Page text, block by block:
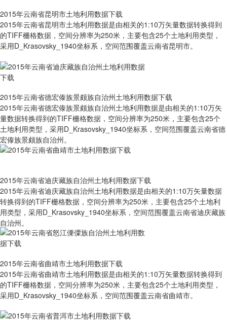
2015年云南省昆明市土地利用数据下载
2015年云南省昆明市土地利用数据是由相关的1:10万矢量数据转换得到
的TIFF栅格数据，空间分辨率为250米，主要包含25个土地利用类型，
采用D_Krasovsky_1940坐标系，空间范围覆盖云南省昆明市。
2015年云南省德宏傣族景颇族自治州土地利用数据下载
2015年云南省德宏傣族景颇族自治州土地利用数据是由相关的1:10万矢
量数据转换得到的TIFF栅格数据，空间分辨率为250米，主要包含25个
土地利用类型，采用D_Krasovsky_1940坐标系，空间范围覆盖云南省德
宏傣族景颇族自治州。
2015年云南省迪庆藏族自治州土地利用数据下载
2015年云南省迪庆藏族自治州土地利用数据是由相关的1:10万矢量数据
转换得到的TIFF栅格数据，空间分辨率为250米，主要包含25个土地利
用类型，采用D_Krasovsky_1940坐标系，空间范围覆盖云南省迪庆藏族
自治州。
2015年云南省曲靖市土地利用数据下载
2015年云南省曲靖市土地利用数据是由相关的1:10万矢量数据转换得到
的TIFF栅格数据，空间分辨率为250米，主要包含25个土地利用类型，
采用D_Krasovsky_1940坐标系，空间范围覆盖云南省曲靖市。